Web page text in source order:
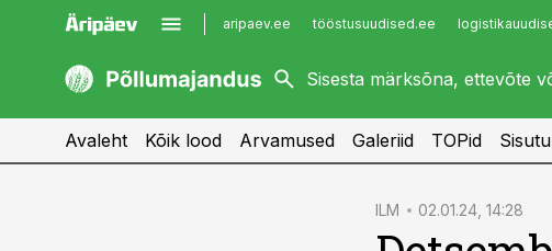
aripaev.ee tööstusuudised.ee
kaubandus.ee
kinnisvarauudised.ee
imelineajalugu.ee
Avaleht Kõik lood Arvamused Galeriid TOPid
ILM 02.01.24, 14:28